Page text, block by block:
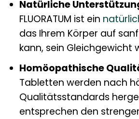
Natürliche
FLUORATUM ist ein
das Ihrem Körper auf
kann, sein Gleichgewicht
Homöopathische
Tabletten werden nach
Qualitätsstandards
entsprechen den